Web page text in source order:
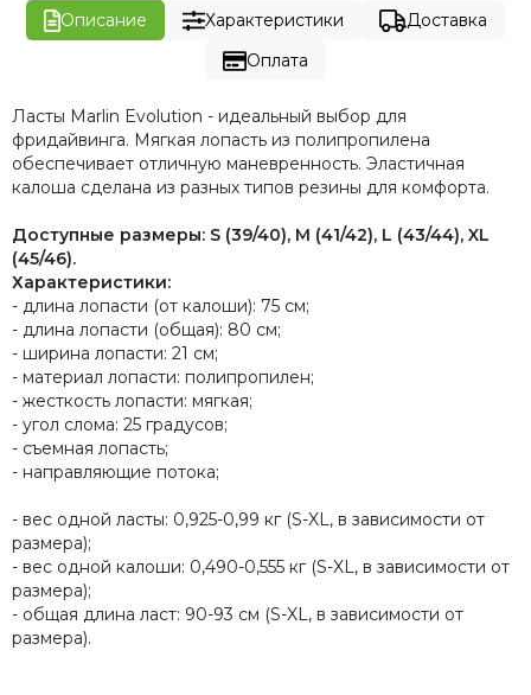
Описание Характеристики
Доставка
Оплата
Ласты Marlin Evolution - идеальный выбор для
фридайвинга. Мягкая лопасть из полипропилена
обеспечивает отличную маневренность. Эластичная
калоша сделана из разных типов резины для комфорта.
Доступные размеры: S (39/40), M (41/42), L (43/44), XL
(45/46).
Характеристики:
- длина лопасти (от калоши): 75 см;
- длина лопасти (общая): 80 см;
- ширина лопасти: 21 см;
- материал лопасти: полипропилен;
- жесткость лопасти: мягкая;
- угол слома: 25 градусов;
- съемная лопасть;
- направляющие потока;
- вес одной ласты: 0,925-0,99 кг (S-XL, в зависимости от
размера);
- вес одной калоши: 0,490-0,555 кг (S-XL, в зависимости от
размера);
- общая длина ласт: 90-93 см (S-XL, в зависимости от
размера).